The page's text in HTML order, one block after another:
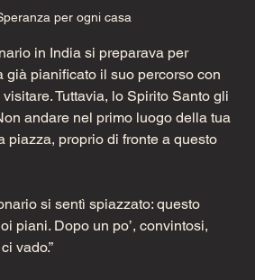
per ogni casa
in India si preparava per
già pianificato il suo percorso con
Tuttavia, lo Spirito Santo gli
andare nel primo luogo della tua
piazza, proprio di fronte a questo
si sentì spiazzato: questo
piani. Dopo un po’, convintosi,
vado.”